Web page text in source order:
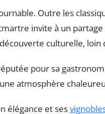
Outre les
invite à un
culturelle,
pour sa
atmosphère
élégance et ses